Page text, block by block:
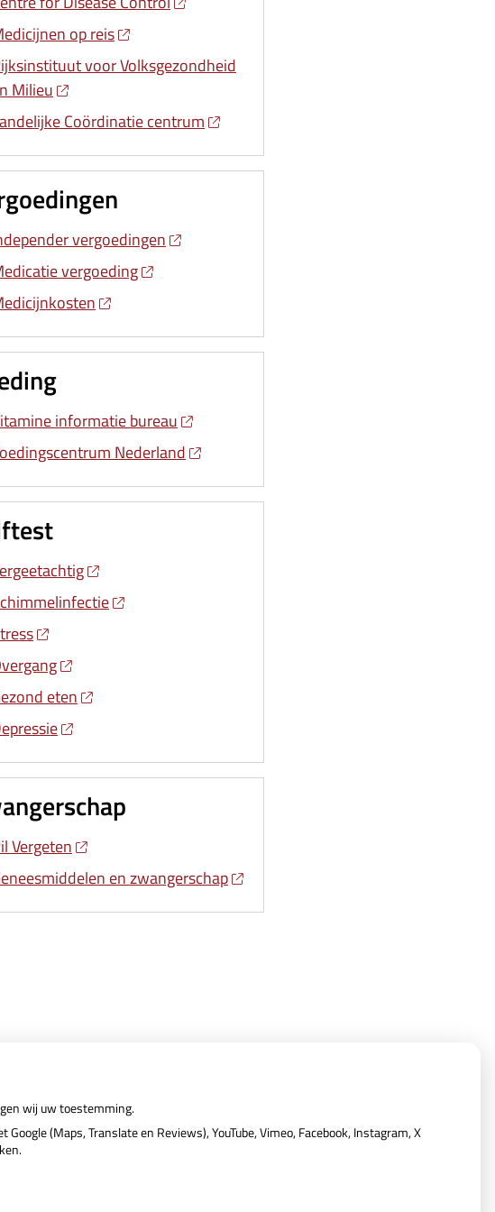
op reis
voor Volksgezondheid
Milieu
Coördinatie centrum
vergoedingen
vergoeding
informatie bureau
Nederland
eten
Vergeten
en zwangerschap
wij uw toestemming.
(Maps, Translate en Reviews), YouTube, Vimeo, Facebook, Instagram, X